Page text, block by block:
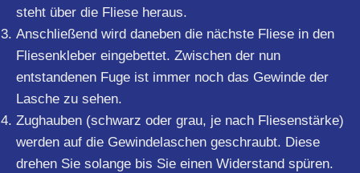
steht über die Fliese heraus.
Anschließend wird daneben die nächste Fliese in den
Fliesenkleber eingebettet. Zwischen der nun
entstandenen Fuge ist immer noch das Gewinde der
Lasche zu sehen.
Zughauben (schwarz oder grau, je nach Fliesenstärke)
werden auf die Gewindelaschen geschraubt. Diese
drehen Sie solange bis Sie einen Widerstand spüren.